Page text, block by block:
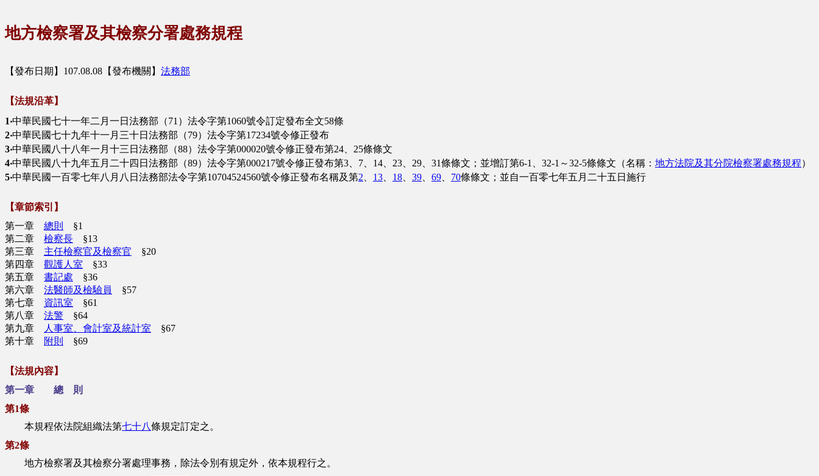
地方檢察署及其檢察分署處務規程
【發布日期】107.08.08【發布機關】 法務部
【法規沿革】
1‧中華民國七十一年二月一日法務部（71）法令字第1060號令訂定發布全文58條
2‧中華民國七十九年十一月三十日法務部（79）法令字第17234號令修正發布
3‧中華民國八十八年一月十三日法務部（88）法令字第000020號令修正發布第24、25條條文
4‧中華民國八十九年五月二十四日法務部（89）法令字第000217號令修正發布第3、7、14、23、29、31條條文；並增訂第6-1、32-1～32-5條條文（名稱： 地方法院及其分院檢察署處務規程）
5‧中華民國一百零七年八月八日法務部法令字第10704524560號令修正發布名稱及第2 13 18 39 69 70條條文；並自一百零七年五月二十五日施行
【章節索引】
第一章 總則
§1
第二章 檢察長 §13
第三章 主任檢察官及檢察官 §20
第四章 觀護人室 §33
第五章 書記處 §36
第六章 法醫師及檢驗員
§57
第七章 資訊室 §61
第八章 法警 §64
第九章
人事室、會計室及統計室 §67
第十章
附則 §69
【法規內容】
第一章 總 則
第1條
本規程依法院組織法第七十八條規定訂定之。
第2條
地方檢察署及其檢察分署處理事務，除法令別有規定外，依本規程行之。